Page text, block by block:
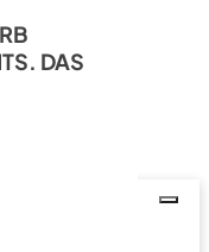
DAS